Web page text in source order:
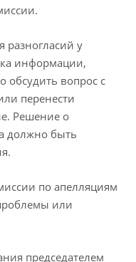
разногласий у
информации,
обсудить вопрос с
перенести
Решение о
должно быть
по апелляциям
или
председателем